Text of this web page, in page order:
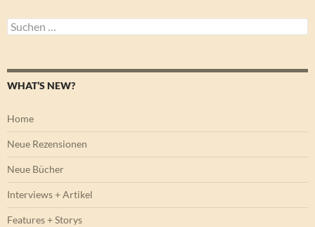
Suchen
nach:
WHAT’S NEW?
Home
Neue Rezensionen
Neue Bücher
Interviews + Artikel
Features + Storys